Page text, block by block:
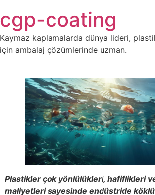
to
content
cgp-coating
Kaymaz kaplamalarda dünya lideri,
için ambalaj çözümlerinde uzman.
Plastikler çok yönlülükleri, hafiflikleri
maliyetleri sayesinde endüstride